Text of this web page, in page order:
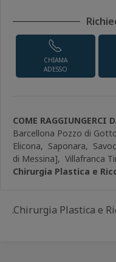
CHIAMA
ADESSO
COME RAGGIUNGERCI
Barcellona Pozzo di
Elicona, Saponara,
di Messina], Villafranca
Chirurgia Plastica e
.Chirurgia Plastica e